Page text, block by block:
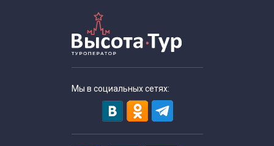
Исторические экскурсии для школьников
Однодневные экскурсии для школьников
Мы в социальных сетях: